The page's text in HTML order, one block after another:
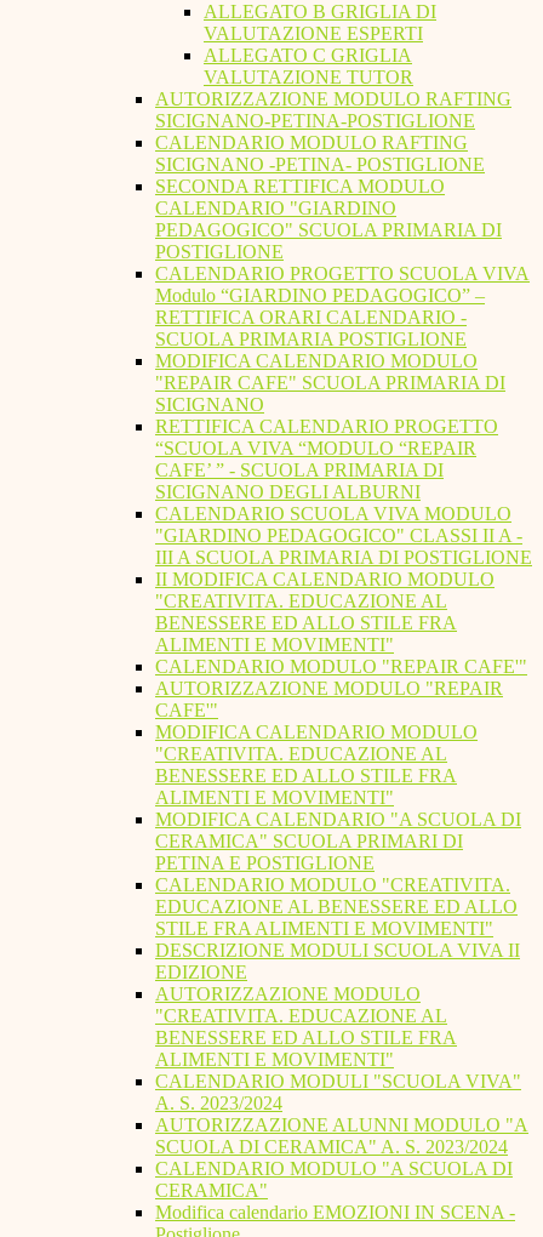
ALLEGATO B GRIGLIA DI
VALUTAZIONE ESPERTI
ALLEGATO C GRIGLIA
VALUTAZIONE TUTOR
AUTORIZZAZIONE MODULO RAFTING
SICIGNANO-PETINA-POSTIGLIONE
CALENDARIO MODULO RAFTING
SICIGNANO -PETINA- POSTIGLIONE
SECONDA RETTIFICA MODULO
CALENDARIO "GIARDINO
PEDAGOGICO" SCUOLA PRIMARIA DI
POSTIGLIONE
CALENDARIO PROGETTO SCUOLA VIVA
Modulo “GIARDINO PEDAGOGICO” –
RETTIFICA ORARI CALENDARIO -
SCUOLA PRIMARIA POSTIGLIONE
MODIFICA CALENDARIO MODULO
"REPAIR CAFE" SCUOLA PRIMARIA DI
SICIGNANO
RETTIFICA CALENDARIO PROGETTO
“SCUOLA VIVA “MODULO “REPAIR
CAFE’ ” - SCUOLA PRIMARIA DI
SICIGNANO DEGLI ALBURNI
CALENDARIO SCUOLA VIVA MODULO
"GIARDINO PEDAGOGICO" CLASSI II A -
III A SCUOLA PRIMARIA DI POSTIGLIONE
II MODIFICA CALENDARIO MODULO
"CREATIVITA. EDUCAZIONE AL
BENESSERE ED ALLO STILE FRA
ALIMENTI E MOVIMENTI"
CALENDARIO MODULO "REPAIR CAFE'"
AUTORIZZAZIONE MODULO "REPAIR
CAFE'"
MODIFICA CALENDARIO MODULO
"CREATIVITA. EDUCAZIONE AL
BENESSERE ED ALLO STILE FRA
ALIMENTI E MOVIMENTI"
MODIFICA CALENDARIO "A SCUOLA DI
CERAMICA" SCUOLA PRIMARI DI
PETINA E POSTIGLIONE
CALENDARIO MODULO "CREATIVITA.
EDUCAZIONE AL BENESSERE ED ALLO
STILE FRA ALIMENTI E MOVIMENTI"
DESCRIZIONE MODULI SCUOLA VIVA II
EDIZIONE
AUTORIZZAZIONE MODULO
"CREATIVITA. EDUCAZIONE AL
BENESSERE ED ALLO STILE FRA
ALIMENTI E MOVIMENTI"
CALENDARIO MODULI "SCUOLA VIVA"
A. S. 2023/2024
AUTORIZZAZIONE ALUNNI MODULO "A
SCUOLA DI CERAMICA" A. S. 2023/2024
CALENDARIO MODULO "A SCUOLA DI
CERAMICA"
Modifica calendario EMOZIONI IN SCENA -